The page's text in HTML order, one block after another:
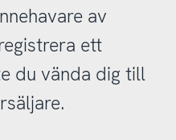
av
ett
du vända dig till